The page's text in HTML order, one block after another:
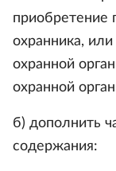
приобретение
охранника,
охранной
охранной
б) дополнить
содержания: